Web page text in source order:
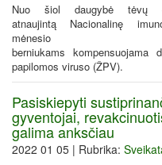
Nuo šiol daugybė tėvų
atnaujintą Nacionalinę
mėnesio
berniukams kompensuojama
papilomos viruso (ŽPV).
Pasiskiepyti
gyventojai,
galima anksčiau
2022 01 05 | Rubrika: